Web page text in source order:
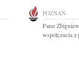
POZNAŃ
Panu
współczucia